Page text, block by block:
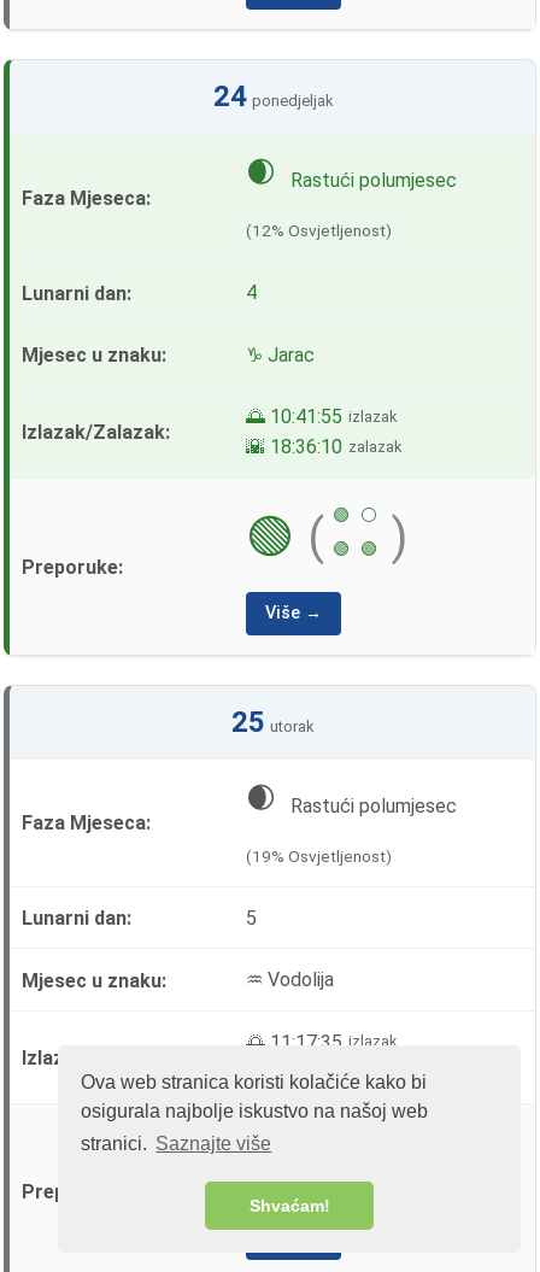
Ova web stranica koristi kolačiće kako bi
osigurala najbolje iskustvo na našoj web
stranici. Saznajte više
Shvaćam!
24 ponedjeljak
🌒 Rastući polumjesec
(12% Osvjetljenost)
4
♑ Jarac
🌅 10:41:55 izlazak
🌇 18:36:10 zalazak
🟢 ( 🟢
⚪
🟢
🟢 )
Više →
25 utorak
🌒 Rastući polumjesec
(19% Osvjetljenost)
5
♒ Vodolija
🌅 11:17:35 izlazak
🌇 19:40:34 zalazak
⚪